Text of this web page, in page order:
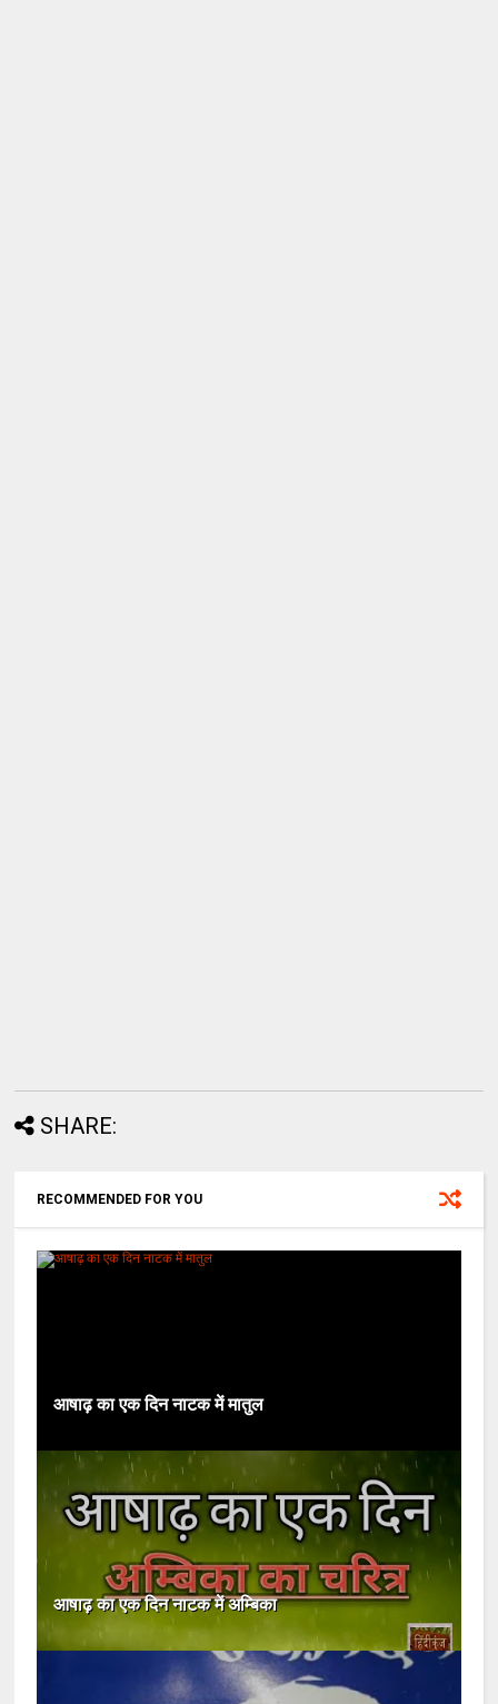
SHARE:
RECOMMENDED FOR YOU
आषाढ़ का एक दिन नाटक में मातुल
आषाढ़ का एक दिन नाटक में अम्बिका